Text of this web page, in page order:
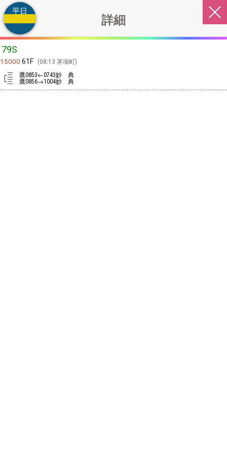
詳細
平日
79S
15000 61F
08:13 茅場町
┌三 鷹0853←0743妙 典
└三 鷹0856→1004妙 典